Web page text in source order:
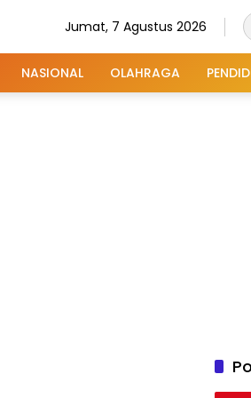
Jumat, 7 Agustus 2026
NASIONAL OLAHRAGA